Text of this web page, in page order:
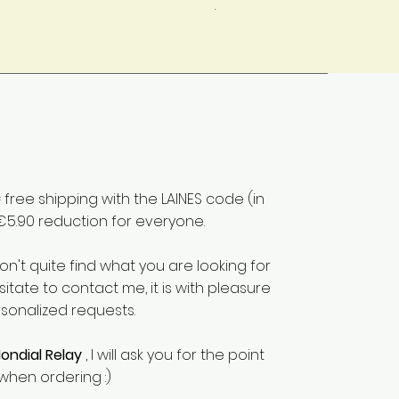
shipping with the LAINES code (in
reduction for everyone.
quite find what you are looking for
to contact me, it is with pleasure
requests.
Relay, I will ask you for the point
ordering :)